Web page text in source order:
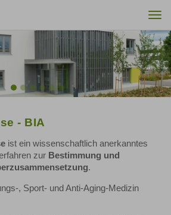
- BIA
ist ein wissenschaftlich anerkanntes
zur Bestimmung und
.
, Sport- und Anti-Aging-Medizin